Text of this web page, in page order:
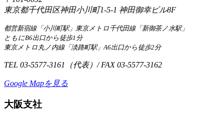
東京都千代田区神田小川町1-5-1 神田御幸ビル8F
都営新宿線「小川町駅」東京メトロ千代田線「新御茶ノ水駅」
ともにB6出口から徒歩1分
東京メトロ丸ノ内線「淡路町駅」A6出口から徒歩2分
TEL 03-5577-3161（代表）/ FAX 03-5577-3162
Google Mapを見る
大阪支社